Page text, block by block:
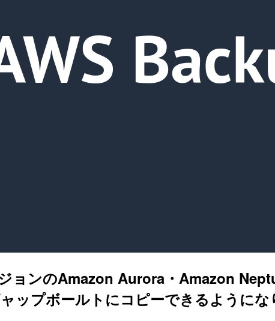
ョンのAmazon Aurora・Amazon
ップボールトにコピーできるようにな